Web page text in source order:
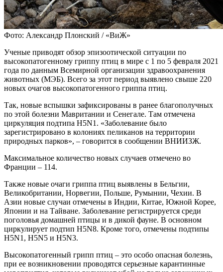
Фото: Александр Плонский / «ВиЖ»
Ученые приводят обзор эпизоотической ситуации по
высокопатогенному гриппу птиц в мире с 1 по 5 февраля 2021
года по данным Всемирной организации здравоохранения
животных (МЭБ). Всего за этот период выявлено свыше 220
новых очагов высокопатогенного гриппа птиц.
Так, новые вспышки зафиксированы в ранее благополучных
по этой болезни Мавритании и Сенегале. Там отмечена
циркуляция подтипа H5N1. «Заболевание было
зарегистрировано в колониях пеликанов на территории
природных парков», – говорится в сообщении ВНИИЗЖ.
Максимальное количество новых случаев отмечено во
Франции – 114.
Также новые очаги гриппа птиц выявлены в Бельгии,
Великобритании, Норвегии, Польше, Румынии, Чехии. В
Азии новые случаи отмечены в Индии, Китае, Южной Корее,
Японии и на Тайване. Заболевание регистрируется среди
поголовья домашней птицы и в дикой фауне. В основном
циркулирует подтип H5N8. Кроме того, отмечены подтипы
H5N1, H5N5 и H5N3.
Высокопатогенный грипп птиц – это особо опасная болезнь,
при ее возникновении проводятся серьезные карантинные